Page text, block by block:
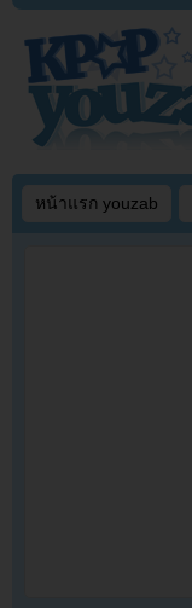
หน้าแรก youzab